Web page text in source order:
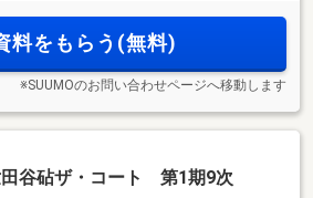
建てスタイルで暮らせる全11タイプ
料をもらう(無料)
※SUUMOのお問い合わせページへ移動します
谷砧ザ・コート 第1期9次